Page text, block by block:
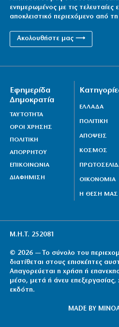
ενημερωμένος με τις τελευταίες
αποκλειστικό περιεχόμενο από
Ακολουθήστε μας ⟶
Εφημερίδα
Δημοκρατία
ΤΑΥΤΟΤΗΤΑ
ΟΡΟΙ ΧΡΗΣΗΣ
ΠΟΛΙΤΙΚΗ
ΑΠΟΡΡΗΤΟΥ
ΕΠΙΚΟΙΝΩΝΙΑ
ΔΙΑΦΗΜΙΣΗ
ΕΛΛΑΔΑ
ΠΟΛΙΤΙΚΗ
ΑΠΟΨΕΙΣ
ΚΟΣΜΟΣ
ΟΙΚΟΝΟΜΙΑ
Η ΘΕΣΗ ΜΑΣ
Μ.Η.Τ. 252081
© 2026 — Το σύνολο του
διατίθεται στους επισκέπτες
Απαγορεύεται η χρήση ή
μέσο, μετά ή άνευ
εκδότη.
MADE BY